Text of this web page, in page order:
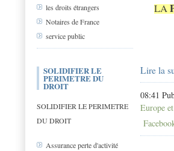
les droits étrangers
Notaires de France
service public
SOLIDIFIER LE
PERIMETRE DU
DROIT
SOLIDIFIER LE PERIMETRE
DU DROIT
Assurance perte d'activité
LA
Lire la
08:41
Europe